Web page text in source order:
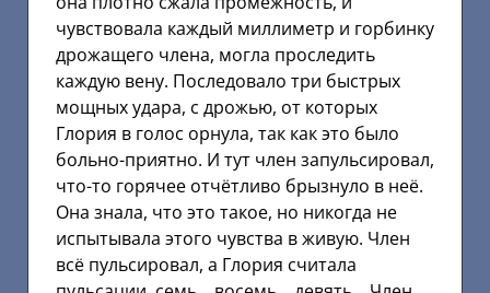
чувствовала каждый миллиметр и горбинку
дрожащего члена, могла проследить
каждую вену. Последовало три быстрых
мощных удара, с дрожью, от которых
Глория в голос орнула, так как это было
больно-приятно. И тут член запульсировал,
что-то горячее отчётливо брызнуло в неё.
Она знала, что это такое, но никогда не
испытывала этого чувства в живую. Член
всё пульсировал, а Глория считала